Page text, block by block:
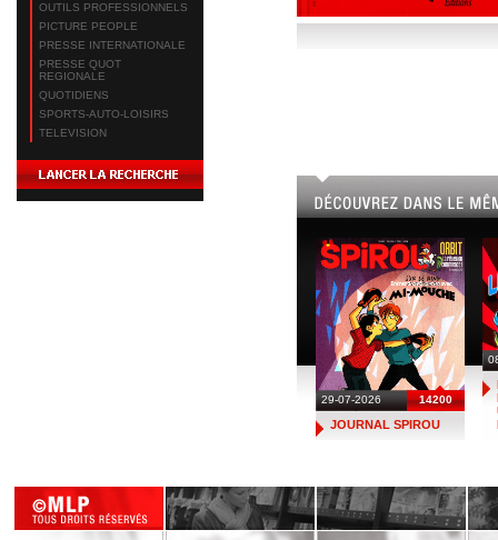
OUTILS PROFESSIONNELS
PICTURE PEOPLE
PRESSE INTERNATIONALE
PRESSE QUOT
REGIONALE
QUOTIDIENS
SPORTS-AUTO-LOISIRS
TELEVISION
29-07-2026 14200
JOURNAL SPIROU